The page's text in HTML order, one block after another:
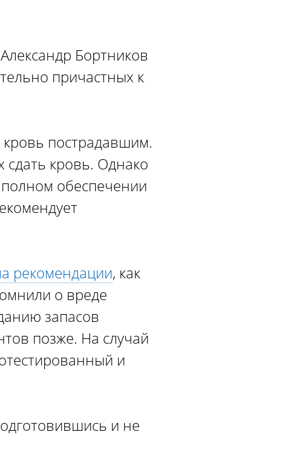
Бортников
причастных к
пострадавшим.
кровь. Однако
обеспечении
рекомендации, как
о вреде
запасов
позже. На случай
и
и не